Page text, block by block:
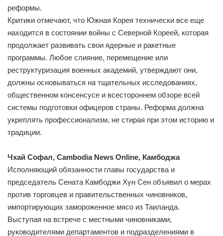
реформы.
Критики отмечают, что Южная Корея технически все еще
находится в состоянии войны с Северной Кореей, которая
продолжает развивать свои ядерные и ракетные
программы. Любое слияние, перемещение или
реструктуризация военных академий, утверждают они,
должны основываться на тщательных исследованиях,
общественном консенсусе и всестороннем обзоре всей
системы подготовки офицеров страны. Реформа должна
укреплять профессионализм, не стирая при этом историю и
традиции.
Чхай Софал, Cambodia News Online, Камбоджа
Исполняющий обязанности главы государства и
председатель Сената Камбоджи Хун Сен объявил о мерах
против торговцев и правительственных чиновников,
импортирующих замороженное мясо из Таиланда.
Выступая на встрече с местными чиновниками,
руководителями департаментов и подразделениями в